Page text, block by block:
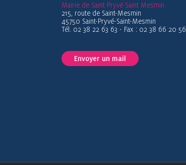
Mairie de Saint Pryvé Saint Mesmin
215, route de Saint-Mesmin
45750 Saint-Pryvé-Saint-Mesmin
Tél. 02 38 22 63 63 - Fax : 02 38 66 20 56
Envoyer un mail